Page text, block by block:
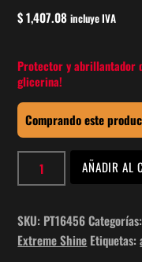
$1,407.08 incluye IVA
Protector y abrillantador
glicerina!
Comprando este
violet
tire
shine
AÑADIR AL
SKU: PT16456 Categorías:
Extreme Shine Etiquetas: